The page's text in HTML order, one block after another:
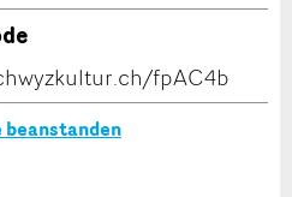
fpAC4b
beanstanden